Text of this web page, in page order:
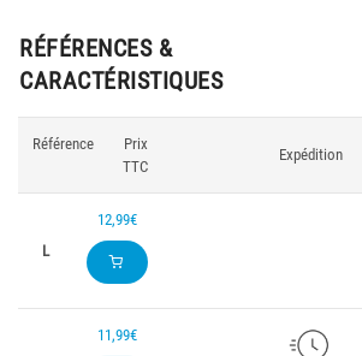
RÉFÉRENCES &
CARACTÉRISTIQUES
Référence
Prix
TTC
Expédition
L
12,99€
11,99€